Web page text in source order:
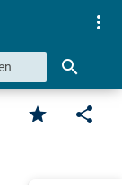
search
more_vert
star share